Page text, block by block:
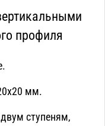
профиля
мм.
ступеням,